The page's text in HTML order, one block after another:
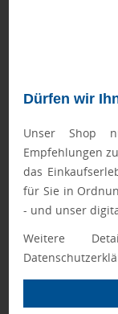
Dürfen wir
Unser Shop
Empfehlungen
das
für Sie in
- und unser
Weitere
Vorteile des
Unternehmen
und verbindet
den
Druckeinsatz
geplant werden
sowie zu
markenfähiges
passen
bedruckenund
Beim Kauf